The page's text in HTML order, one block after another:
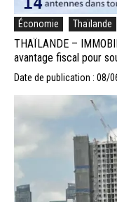
Économie Thaïlande
THAÏLANDE –
avantage fiscal pour
Date de publication : 08/